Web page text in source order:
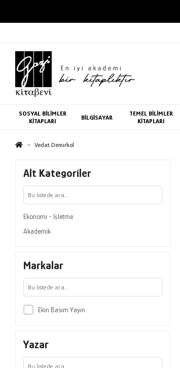
SOSYAL BİLİMLER
KİTAPLARI
BİLGİSAYAR
TEMEL BİLİMLER
KİTAPLARI
Vedat Demirkol
Alt Kategoriler
Ekonomi - İşletme
Akademik
Markalar
Ekin Basım Yayın
Yazar